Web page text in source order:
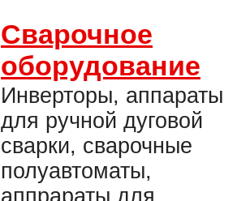
Сварочное
оборудование
Инверторы, аппараты
для ручной дуговой
сварки, сварочные
полуавтоматы,
аппрараты для